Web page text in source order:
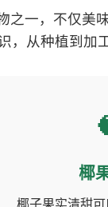
之一，不仅美
，从种植到加
椰